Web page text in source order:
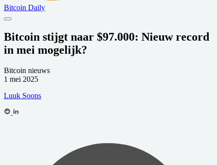
Bitcoin Daily
Bitcoin stijgt naar $97.000: Nieuw record
in mei mogelijk?
Bitcoin nieuws
1 mei 2025
Luuk Soons